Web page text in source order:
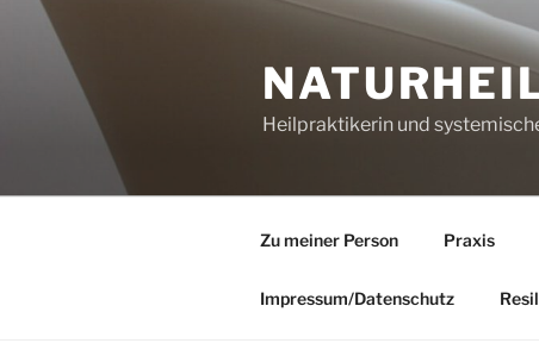
springen
Heilpraktikerin und
Zu meiner Person Praxis
Impressum/Datenschutz